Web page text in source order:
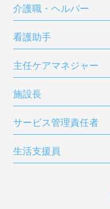
介護職・ヘルパー
看護助手
主任ケアマネジャー
施設長
サービス管理責任者
生活支援員